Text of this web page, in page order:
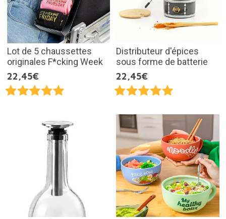
Lot de 5 chaussettes
originales F*cking Week
22,45€
Distributeur d'épices
sous forme de batterie
22,45€